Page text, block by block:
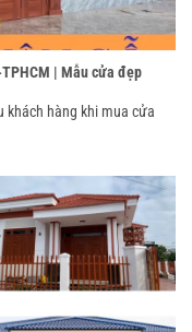
| Mẫu cửa đẹp
khách hàng khi mua cửa